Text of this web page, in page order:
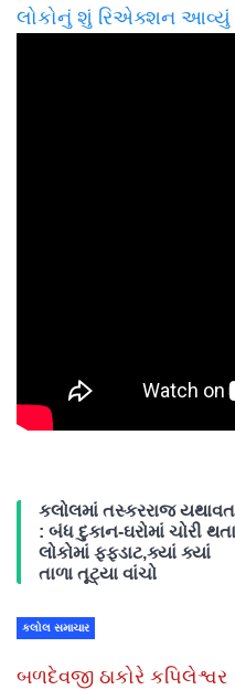
લોકોનું શું રિએક્શન આવ્યું
કલોલમાં તસ્કરરાજ યથાવત
: બંધ દુકાન-ઘરોમાં ચોરી થતા
લોકોમાં ફફડાટ,ક્યાં ક્યાં
તાળા તૂટ્યા વાંચો
કલોલ સમાચાર
બળદેવજી ઠાકોરે કપિલેશ્વર